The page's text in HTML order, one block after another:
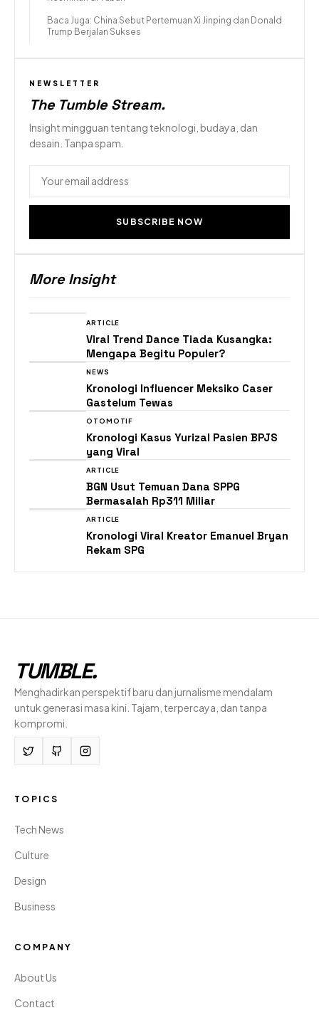
Baca Juga: China Sebut Pertemuan Xi Jinping dan Donald
Trump Berjalan Sukses
NEWSLETTER
The Tumble Stream.
Insight mingguan tentang teknologi, budaya, dan
desain. Tanpa spam.
SUBSCRIBE NOW
More Insight
ARTICLE
Viral Trend Dance Tiada Kusangka:
Mengapa Begitu Populer?
NEWS
Kronologi Influencer Meksiko Caser
Gastelum Tewas
OTOMOTIF
Kronologi Kasus Yurizal Pasien BPJS
yang Viral
ARTICLE
BGN Usut Temuan Dana SPPG
Bermasalah Rp311 Miliar
ARTICLE
Kronologi Viral Kreator Emanuel Bryan
Rekam SPG
TUMBLE.
Menghadirkan perspektif baru dan jurnalisme mendalam
untuk generasi masa kini. Tajam, terpercaya, dan tanpa
kompromi.
TOPICS
Tech News
Culture
Design
Business
COMPANY
About Us
Contact